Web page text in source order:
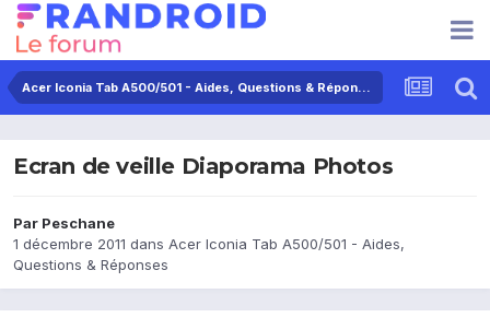
Acer Iconia Tab A500/501 - Aides, Questions & Réponses
Ecran de veille Diaporama Photos
Par Peschane
1 décembre 2011 dans Acer Iconia Tab A500/501 - Aides,
Questions & Réponses